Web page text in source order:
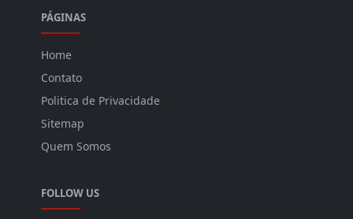
PÁGINAS
Home
Contato
Politica de Privacidade
Sitemap
Quem Somos
FOLLOW US